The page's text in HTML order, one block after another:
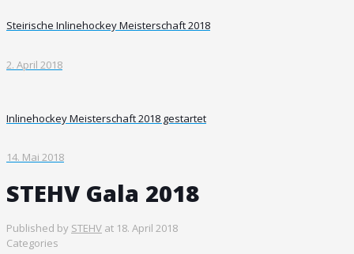
Steirische Inlinehockey Meisterschaft 2018
2. April 2018
Inlinehockey Meisterschaft 2018 gestartet
14. Mai 2018
STEHV Gala 2018
Published by STEHV at 18. April 2018
Categories